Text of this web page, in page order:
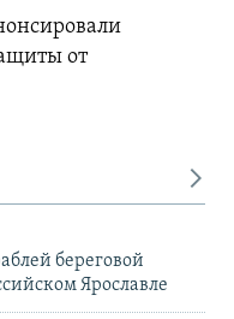
от
береговой
Ярославле